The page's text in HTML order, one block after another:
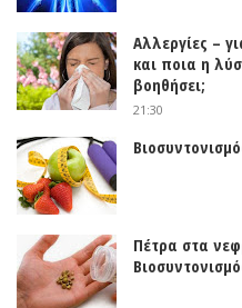
Αλλεργίες –
και ποια η
βοηθήσει;
21:30
Πέτρα στα